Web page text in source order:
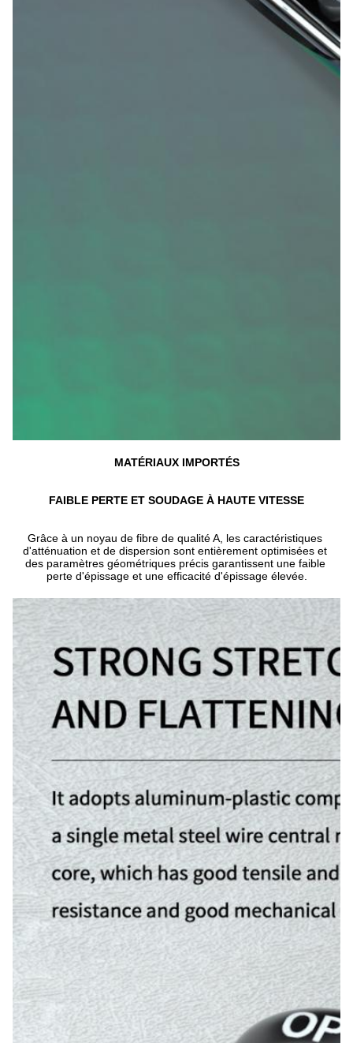
MATÉRIAUX IMPORTÉS
FAIBLE PERTE ET SOUDAGE À HAUTE VITESSE
Grâce à un noyau de fibre de qualité A, les caractéristiques
d'atténuation et de dispersion sont entièrement optimisées et
des paramètres géométriques précis garantissent une faible
perte d'épissage et une efficacité d'épissage élevée.